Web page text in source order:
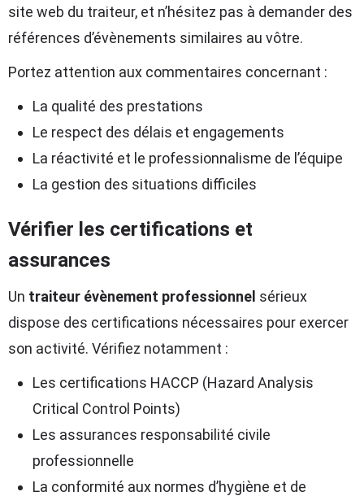
site web du traiteur, et n’hésitez pas à demander des
références d’évènements similaires au vôtre.
Portez attention aux commentaires concernant :
La qualité des prestations
Le respect des délais et engagements
La réactivité et le professionnalisme de l’équipe
La gestion des situations difficiles
Vérifier les certifications et
assurances
Un traiteur évènement professionnel sérieux
dispose des certifications nécessaires pour exercer
son activité. Vérifiez notamment :
Les certifications HACCP (Hazard Analysis
Critical Control Points)
Les assurances responsabilité civile
professionnelle
La conformité aux normes d’hygiène et de